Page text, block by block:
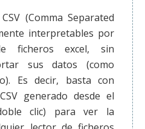
(Comma Separated
interpretables por
ficheros excel, sin
sus datos (como
Es decir, basta con
generado desde el
clic) para ver la